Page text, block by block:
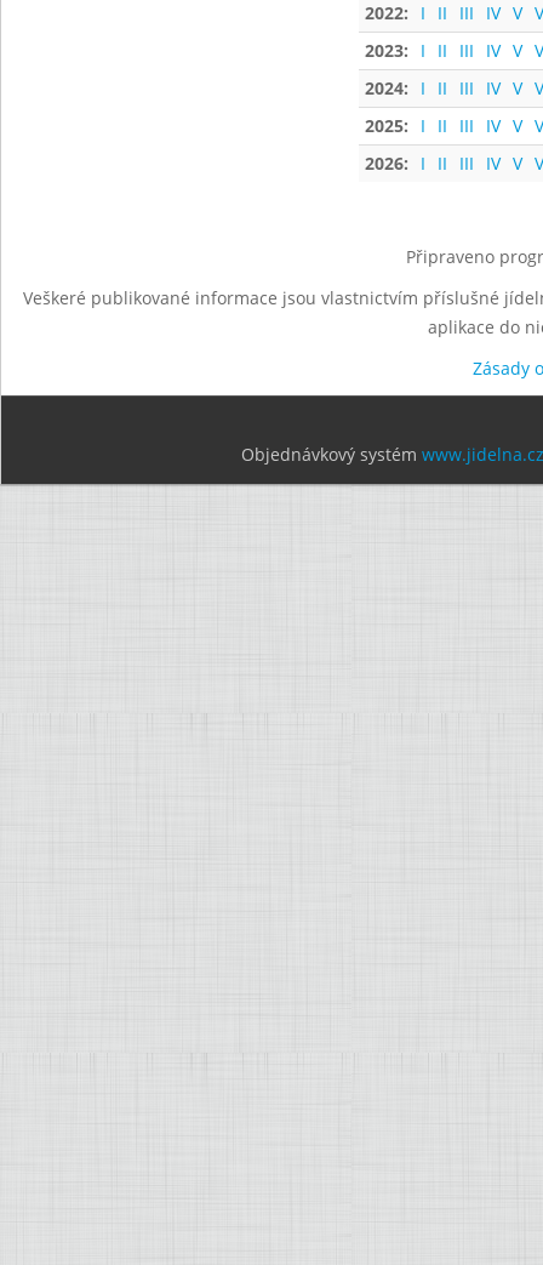
2022:
I II III IV V
2023:
I II III IV V
2024:
I II III IV V
2025:
I II III IV V
2026:
I II III IV V
Připraveno
Veškeré publikované informace jsou vlastnictvím příslušné
aplikace do
Zásady
Objednávkový systém www.jidelna.cz